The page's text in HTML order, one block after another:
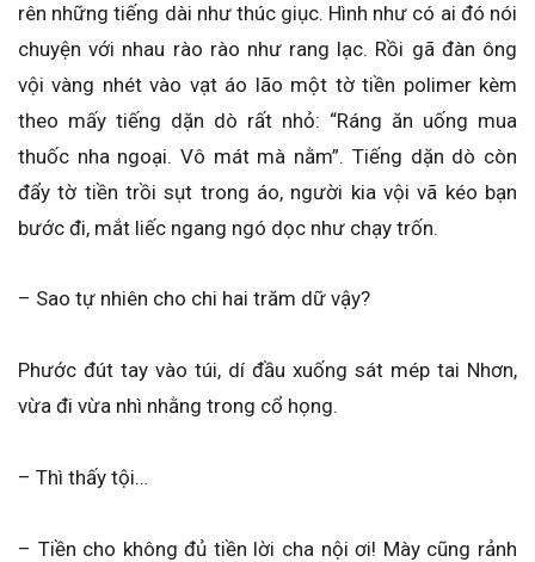
rên những tiếng dài như thúc giục. Hình như có ai đó nói
chuyện với nhau rào rào như rang lạc. Rồi gã đàn ông
vội vàng nhét vào vạt áo lão một tờ tiền polimer kèm
theo mấy tiếng dặn dò rất nhỏ: “Ráng ăn uống mua
thuốc nha ngoại. Vô mát mà nằm”. Tiếng dặn dò còn
đẩy tờ tiền trồi sụt trong áo, người kia vội vã kéo bạn
bước đi, mắt liếc ngang ngó dọc như chạy trốn.
– Sao tự nhiên cho chi hai trăm dữ vậy?
Phước đút tay vào túi, dí đầu xuống sát mép tai Nhơn,
vừa đi vừa nhì nhằng trong cổ họng.
– Thì thấy tội…
– Tiền cho không đủ tiền lời cha nội ơi! Mày cũng rảnh